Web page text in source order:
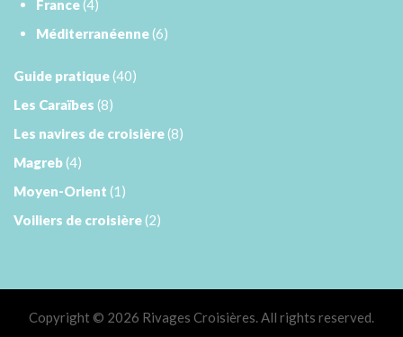
France(4)
Méditerranéenne(6)
Guide pratique(40)
Les Caraïbes (8)
Les navires de croisière(8)
Magreb(4)
Moyen-Orient (1)
Voiliers de croisière(2)
Copyright © 2026 Rivages Croisières. All rights reserved.